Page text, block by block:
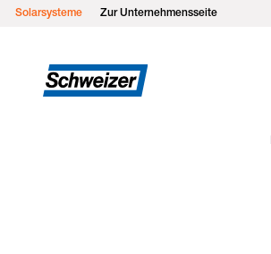
Solarsysteme Zur Unternehmensseite